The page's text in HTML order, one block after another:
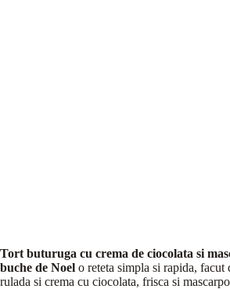
Tort buturuga cu crema de ciocolata si
buche de Noel o reteta simpla si rapida, facut
rulada si crema cu ciocolata, frisca si